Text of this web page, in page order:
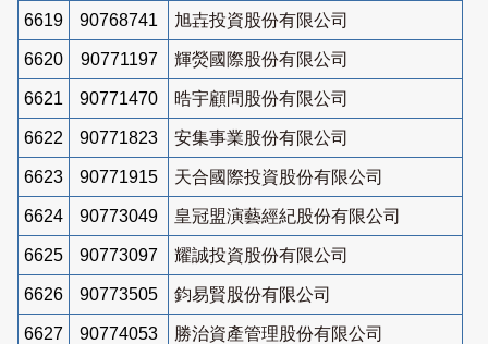
6619 90768741 旭壵投資股份有限公司
6620 90771197 輝熒國際股份有限公司
6621 90771470 晧宇顧問股份有限公司
6622 90771823 安集事業股份有限公司
6623 90771915 天合國際投資股份有限公司
6624 90773049 皇冠盟演藝經紀股份有限公司
6625 90773097 耀誠投資股份有限公司
6626 90773505 鈞易賢股份有限公司
6627 90774053 勝治資產管理股份有限公司